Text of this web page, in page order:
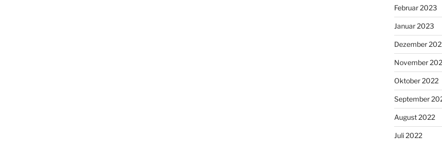
Februar 2023
Januar 2023
Dezember
November
Oktober 2022
September
August 2022
Juli 2022